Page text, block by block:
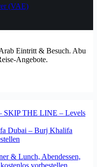
(VAE)
Eintritt & Besuch. Abu
Angebote.
SKIP THE LINE – Levels
Dubai – Burj Khalifa
& Lunch, Abendessen,
vorbestellen